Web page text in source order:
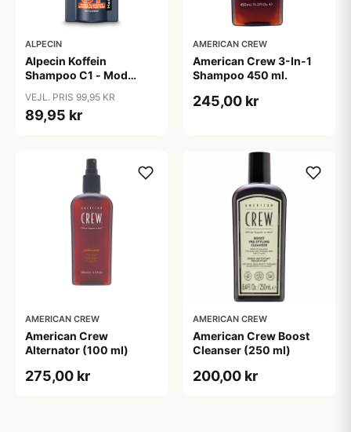
ALPECIN
Alpecin Koffein
Shampoo C1 - Mod
VEJL. PRIS 99,95 KR
89,95 kr
AMERICAN CREW
American Crew 3-In-1
Shampoo 450 ml.
245,00 kr
AMERICAN CREW
American Crew
Alternator (100 ml)
275,00 kr
AMERICAN CREW
American Crew Boost
Cleanser (250 ml)
200,00 kr